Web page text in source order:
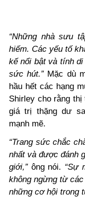
“Những nhà sưu
hiếm. Các yếu tố
kế nổi bật và tính
sức hút.” Mặc dù
hầu hết các hạng
Shirley cho rằng
giá trị thặng dư
mạnh mẽ.
“Trang sức chắc
nhất và được đánh
giới,” ông nói. “Sự
không ngừng từ
những cơ hội trong